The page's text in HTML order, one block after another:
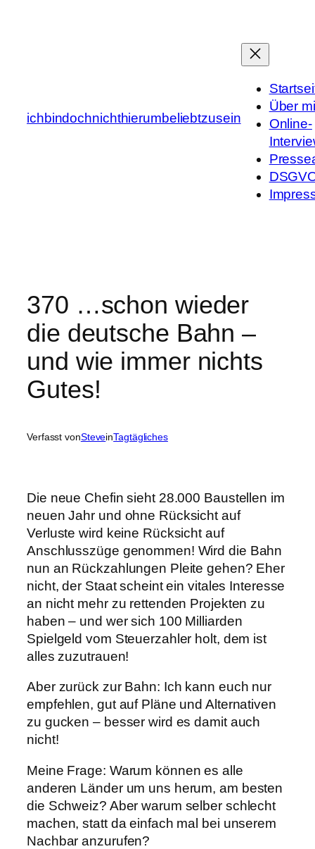
ichbindochnichthierumbeliebtzusein
Über
Online-
370 …schon wieder
die deutsche Bahn –
und wie immer nichts
Gutes!
Verfasst vonSteveinTagtägliches
Die neue Chefin sieht 28.000 Baustellen im
neuen Jahr und ohne Rücksicht auf
Verluste wird keine Rücksicht auf
Anschlusszüge genommen! Wird die Bahn
nun an Rückzahlungen Pleite gehen? Eher
nicht, der Staat scheint ein vitales Interesse
an nicht mehr zu rettenden Projekten zu
haben – und wer sich 100 Milliarden
Spielgeld vom Steuerzahler holt, dem ist
alles zuzutrauen!
Aber zurück zur Bahn: Ich kann euch nur
empfehlen, gut auf Pläne und Alternativen
zu gucken – besser wird es damit auch
nicht!
Meine Frage: Warum können es alle
anderen Länder um uns herum, am besten
die Schweiz? Aber warum selber schlecht
machen, statt da einfach mal bei unserem
Nachbar anzurufen?